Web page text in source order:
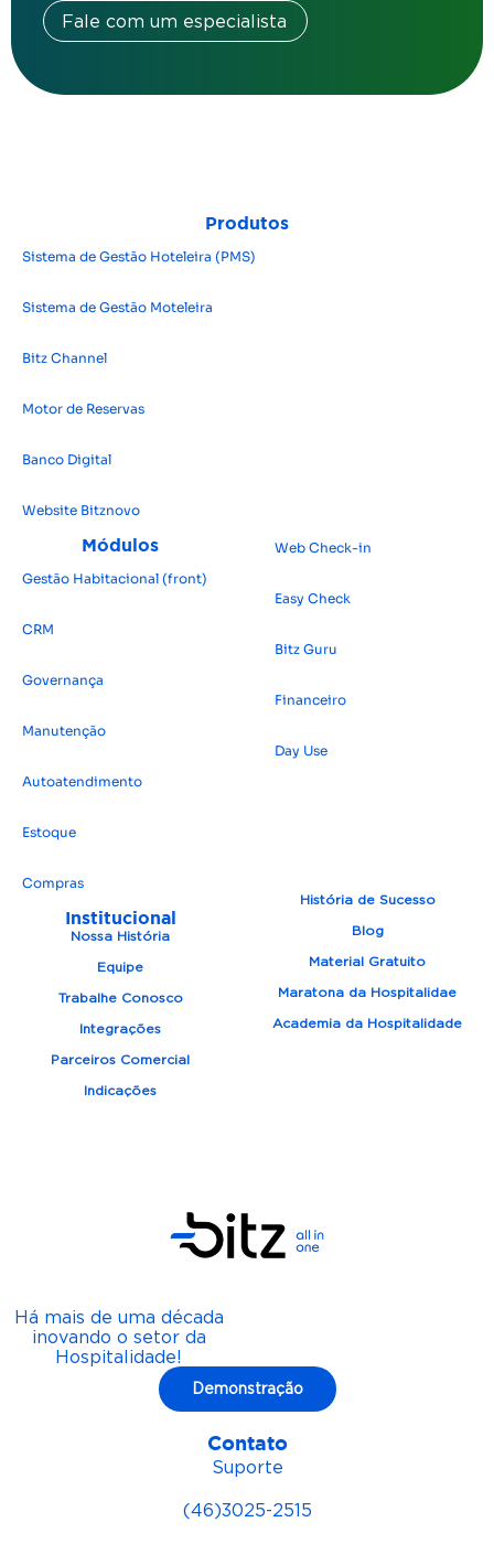
Fale com um especialista
Produtos
Sistema de Gestão Hoteleira (PMS)
Sistema de Gestão Moteleira
Bitz Channel
Motor de Reservas
Banco Digital
Website Bitznovo
Módulos
Gestão Habitacional (front)
CRM
Governança
Manutenção
Autoatendimento
Estoque
Compras
Web Check-in
Easy Check
Bitz Guru
Financeiro
Day Use
Institucional
Nossa História
Equipe
Trabalhe Conosco
Integrações
Parceiros Comercial
Indicações
História de Sucesso
Blog
Material Gratuito
Maratona da Hospitalidae
Academia da Hospitalidade
Há mais de uma década
inovando o setor da
Hospitalidade!
Demonstração
Contato
Suporte
(46)3025-2515